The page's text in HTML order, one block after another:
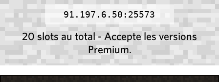
91.197.6.50:25573
20 slots au total - Accepte les versions
Premium.